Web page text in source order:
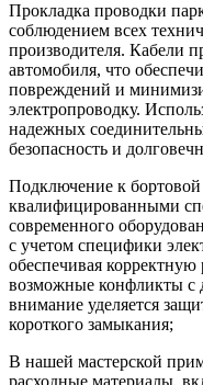
Прокладка проводки
соблюдением всех
производителя. Кабели
автомобиля, что
повреждений и
электропроводку.
надежных
безопасность и
Подключение к бортовой
квалифицированными
современного
с учетом специфики
обеспечивая
возможные конфликты с
внимание уделяется
короткого замыкания;
В нашей мастерской